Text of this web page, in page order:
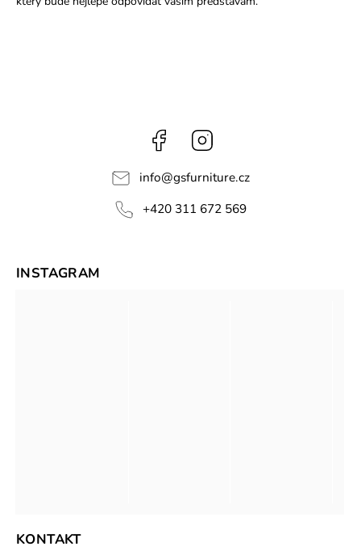
Facebook
info@gsfurniture.cz
+420 311 672 569
KONTAKT
INSTAGRAM